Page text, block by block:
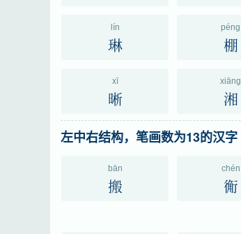
lín
琳
péng
棚
xī
晰
xiāng
湘
左中右结构，笔画数为13的汉字
bān
搬
chén
䚘